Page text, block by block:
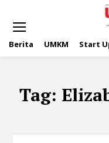
Berita UMKM Start
Tag: